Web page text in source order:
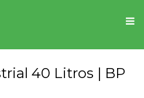
40 Litros | BP